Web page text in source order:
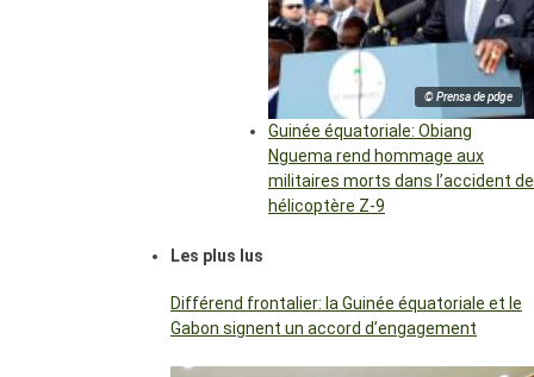
© Prensa de pdge
Guinée équatoriale: Obiang
Nguema rend hommage aux
militaires morts dans l’accident de
hélicoptère Z-9
Les plus lus
Différend frontalier: la Guinée équatoriale et le
Gabon signent un accord d’engagement